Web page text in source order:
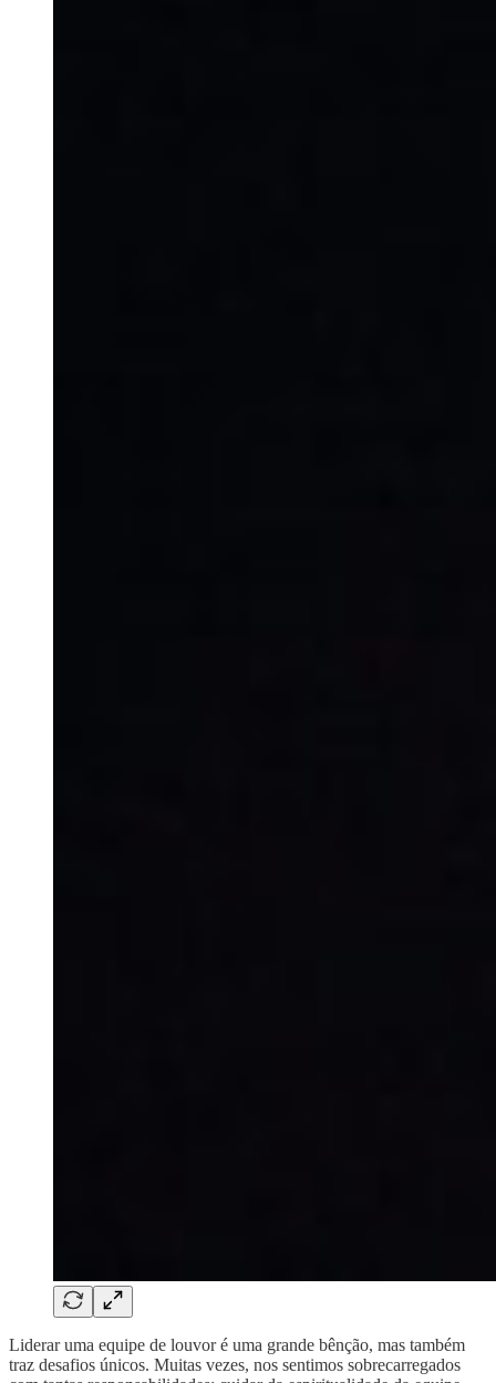
Liderar uma equipe de louvor é uma grande bênção, mas também
traz desafios únicos. Muitas vezes, nos sentimos sobrecarregados